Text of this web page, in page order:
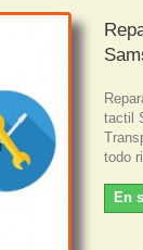
tactil
todo
En